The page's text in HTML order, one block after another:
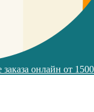
заказа онлайн от